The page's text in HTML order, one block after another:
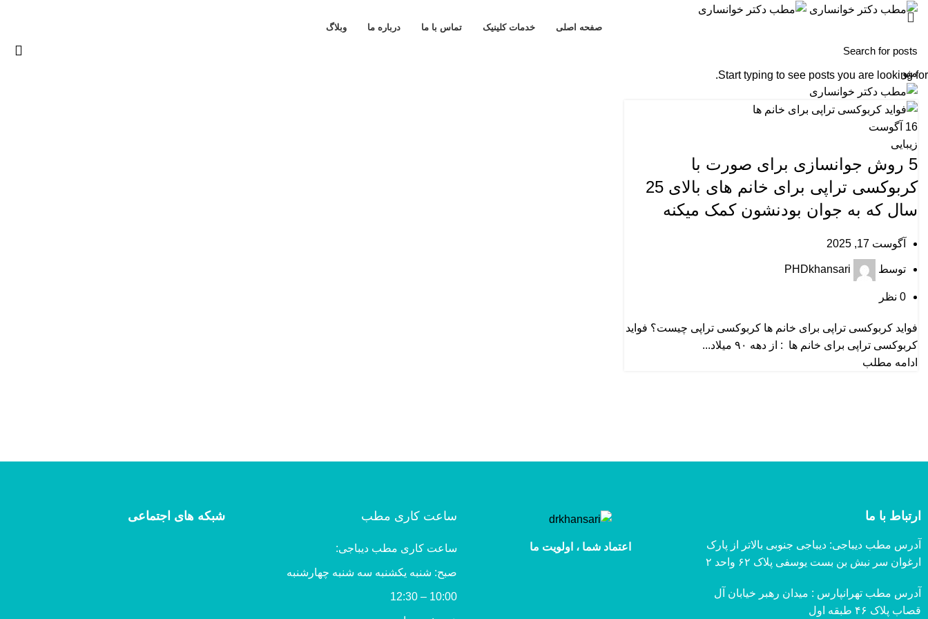
صفحه اصلی خدمات کلینیک تماس با ما درباره ما وبلاگ
منو
16 آگوست
زیبایی
5 روش جوانسازی برای صورت با
کربوکسی تراپی برای خانم های بالای 25
سال که به جوان بودنشون کمک میکنه
آگوست 17, 2025
توسط PHDkhansari
0 نظر
فواید کربوکسی تراپی برای خانم ها کربوکسی تراپی چیست؟ فواید
کربوکسی تراپی برای خانم ها : از دهه ۹۰ میلاد...
ادامه مطلب
ارتباط با ما
آدرس مطب دیباجی: دیباجی جنوبی بالاتر از پارک
ارغوان سر نبش بن بست یوسفی پلاک ۶۲ واحد ۲
آدرس مطب تهرانپارس : میدان رهبر خیابان آل
قصاب پلاک ۴۶ طبقه اول
اعتماد شما ، اولویت ما
ساعت کاری مطب
ساعت کاری مطب دیباجی:
صبح: شنبه یکشنبه سه شنبه چهارشنبه
10:00 – 12:30
شبکه های اجتماعی
Start typing to see posts you are looking for.